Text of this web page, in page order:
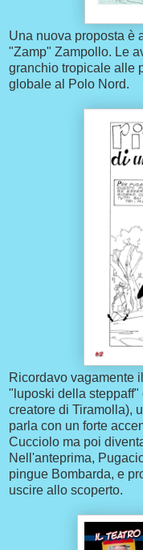
Una nuova proposta è
"Zamp" Zampollo. Le
granchio tropicale alle
globale al Polo Nord.
Ricordavo vagamente
"luposki della steppaff"
creatore di Tiramolla),
parla con un forte
Cucciolo ma poi
Nell'anteprima,
pingue Bombarda, e
uscire allo scoperto.